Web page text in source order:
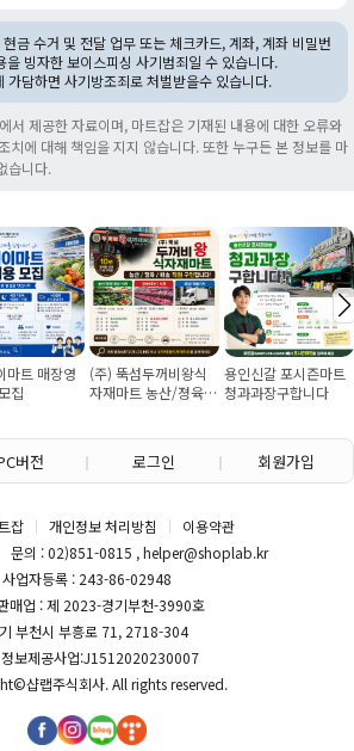
금 수거 및 전달 업무 또는 체크카드, 계좌, 계좌 비밀번
을 빙자한 보이스피싱 사기범죄일 수 있습니다.
담하면 사기방조죄로 처벌받을수 있습니다.
서 제공한 자료이며, 마트잡은 기재된 내용에 대한 오류와
치에 대해 책임을 지지 않습니다. 또한 누구든 본 정보를 마
습니다.
마트 매장영
집
(주) 뚝섬두꺼비왕식
자재마트 농산/졍육/
용인신갈 포시즌마트
청과과장구합니다
버전 로그인 회원가입
잡 개인정보 처리방침
이용약관
문의 : 02)851-0815 , helper@shoplab.kr
사업자등록 : 243-86-02948
매업 : 제 2023-경기부천-3990호
부천시 부흥로 71, 2718-304
정보제공사업:J1512020230007
샵랩주식회사. All rights reserved.